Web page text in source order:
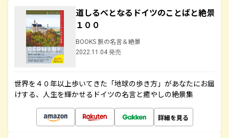
道しるべとなるドイツのことばと絶景
１００
BOOKS 旅の名言＆絶景
2022.11.04 発売
世界を４０年以上歩いてきた「地球の歩き方」があなたにお届
けする、人生を輝かせるドイツの名言と癒やしの絶景集
詳細を見る